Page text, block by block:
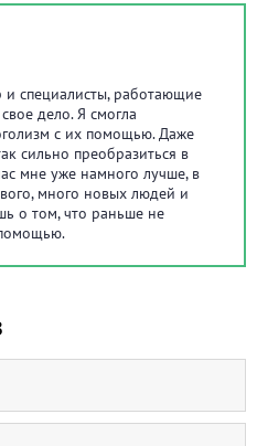
и специалисты, работающие
дело. Я смогла
с их помощью. Даже
сильно преобразиться в
мне уже намного лучше, в
много новых людей и
о том, что раньше не